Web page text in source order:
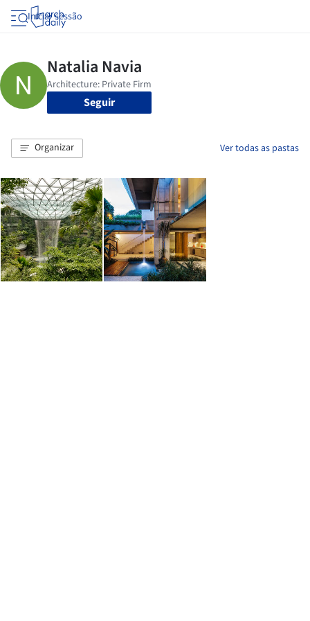
Iniciar sessão
Seguir
Organizar Ver todas as pastas